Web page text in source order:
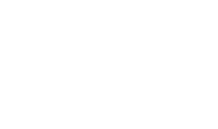
JARL
KL 11:00 +